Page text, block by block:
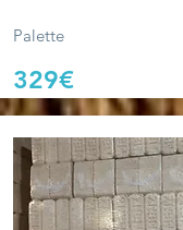
Palette
329€